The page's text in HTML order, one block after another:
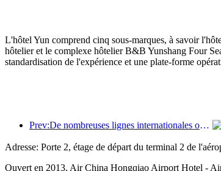
L'hôtel Yun comprend cinq sous-marques, à savoir
hôtelier et le complexe hôtelier B&B Yunshang Four
standardisation de l'expérience et une plate-forme
Prev:De nombreuses lignes internationales ont été ouvertes et augmentées récemment
Adresse: Porte 2, étage de départ du terminal 2 de
Ouvert en 2013, Air China Hongqiao Airport Hotel -